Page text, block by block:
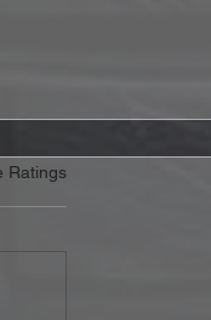
Ratings